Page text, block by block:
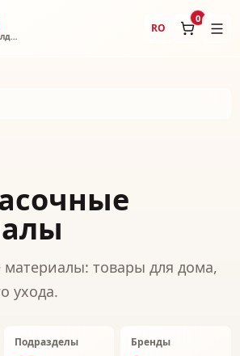
автотовары в Молдове
RO
0
товары для дома,
ухода.
Подразделы Бренды